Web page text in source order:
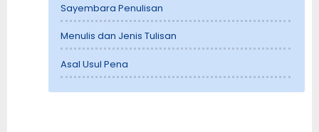
Sayembara Penulisan
Menulis dan Jenis Tulisan
Asal Usul Pena